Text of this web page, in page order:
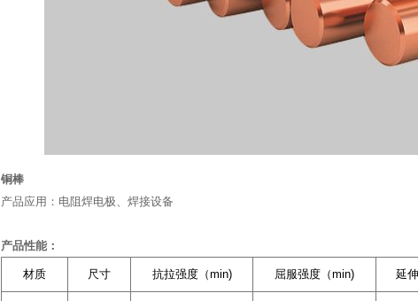
铜棒
产品应用：电阻焊电极、焊接设备
产品性能：
材质 尺寸 抗拉强度（min) 屈服强度（min) 延